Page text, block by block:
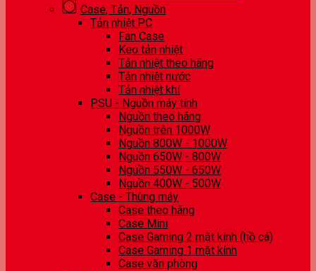
Case, Tản, Nguồn
Tản nhiệt PC
Fan Case
Keo tản nhiệt
Tản nhiệt theo hãng
Tản nhiệt nước
Tản nhiệt khí
PSU - Nguồn máy tính
Nguồn theo hãng
Nguồn trên 1000W
Nguồn 800W - 1000W
Nguồn 650W - 800W
Nguồn 550W - 650W
Nguồn 400W - 500W
Case - Thùng máy
Case theo hãng
Case Mini
Case Gaming 2 mặt kính (hồ cá)
Case Gaming 1 mặt kính
Case văn phòng